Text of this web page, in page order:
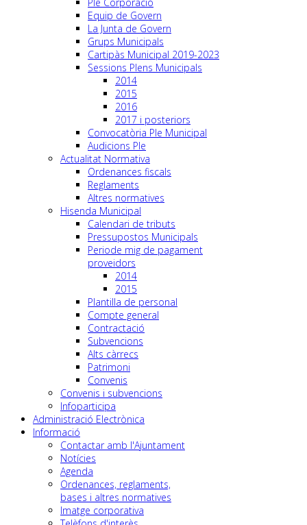
Equip de Govern
La Junta de Govern
Grups Municipals
Cartipàs Municipal 2019-2023
Sessions Plens Municipals
2014
2015
2016
2017 i posteriors
Convocatòria Ple Municipal
Audicions Ple
Actualitat Normativa
Ordenances fiscals
Reglaments
Altres normatives
Hisenda Municipal
Calendari de tributs
Pressupostos Municipals
Periode mig de pagament
proveidors
2014
2015
Plantilla de personal
Compte general
Contractació
Subvencions
Alts càrrecs
Patrimoni
Convenis
Convenis i subvencions
Infoparticipa
Administració Electrònica
Informació
Contactar amb l'Ajuntament
Notícies
Agenda
Ordenances, reglaments,
bases i altres normatives
Imatge corporativa